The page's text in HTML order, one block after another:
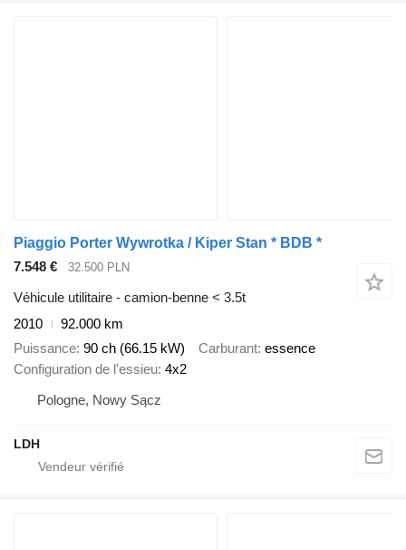
Piaggio Porter Wywrotka / Kiper Stan * BDB *
7.548 €
32.500 PLN
Véhicule utilitaire - camion-benne < 3.5t
2010
92.000 km
Puissance 90 ch (66.15 kW) Carburant essence
Configuration de l'essieu 4x2
Pologne, Nowy Sącz
LDH